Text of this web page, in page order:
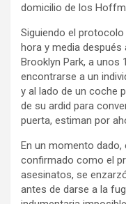
domicilio de los
Siguiendo el
hora y media
Brooklyn Park, a unos
encontrarse a un
y al lado de un coche
de su ardid para
puerta, estiman por
En un momento
confirmado como el
asesinatos, se
antes de darse a la